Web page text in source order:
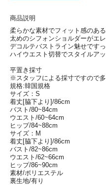
商品説明
柔らかな素材でフィット感のあ
太めのシフォンショルダーがエ
デコルテバストライン魅せです
ハイウエスト切替でスタイルアッ
平置き採寸
※スタッフによる採寸ですので
規格:韓国規格
サイズ：S
着丈[脇下より]/86cm
バスト/80~84cm
ウエスト/60~64cm
ヒップ/84~88cm
サイズ：M
着丈[脇下より]/86cm
バスト/82~86cm
ウエスト/62~66cm
ヒップ/86~90cm
素材/ポリエステル
裏生地/有り